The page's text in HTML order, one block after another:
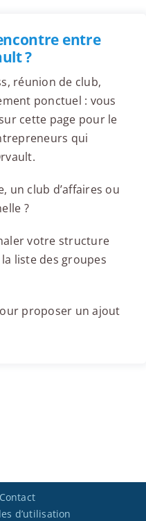
entre
?
réunion de club,
ponctuel : vous
cette page pour le
qui
un club d’affaires ou
?
votre structure
liste des groupes
proposer un ajout
Contact
d’utilisation